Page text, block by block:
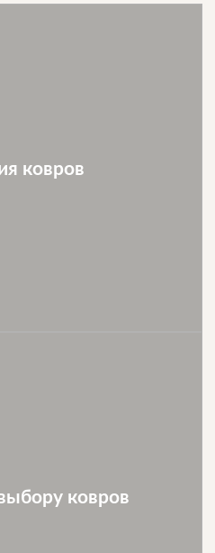
ковров
ковров